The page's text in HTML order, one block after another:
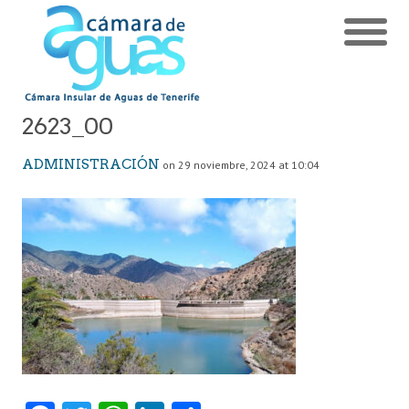
2623_00
ADMINISTRACIÓN on 29 noviembre, 2024 at 10:04